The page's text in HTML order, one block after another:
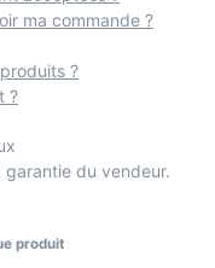
ma commande ?
?
?
du vendeur.
produit